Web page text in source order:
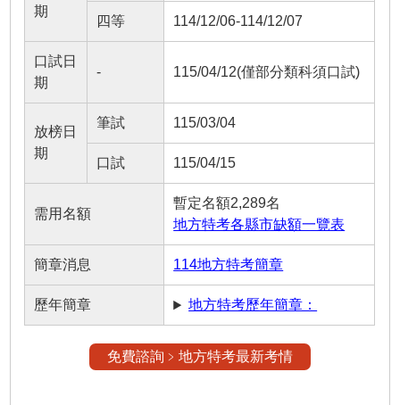
期
四等 114/12/06-114/12/07
口試日
期
- 115/04/12(僅部分類科須口試)
放榜日
期
筆試 115/03/04
口試 115/04/15
需用名額
暫定名額2,289名
地方特考各縣市缺額一覽表
簡章消息 114地方特考簡章
歷年簡章 地方特考歷年簡章：
免費諮詢﹥地方特考最新考情